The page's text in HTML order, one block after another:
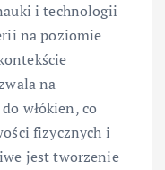
i technologii
na poziomie
na
włókien, co
fizycznych i
jest tworzenie